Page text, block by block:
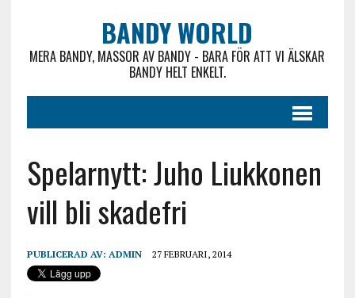
BANDY WORLD
MERA BANDY, MASSOR AV BANDY - BARA FÖR ATT VI ÄLSKAR
BANDY HELT ENKELT.
Spelarnytt: Juho Liukkonen
vill bli skadefri
PUBLICERAD AV: ADMIN 27 FEBRUARI, 2014